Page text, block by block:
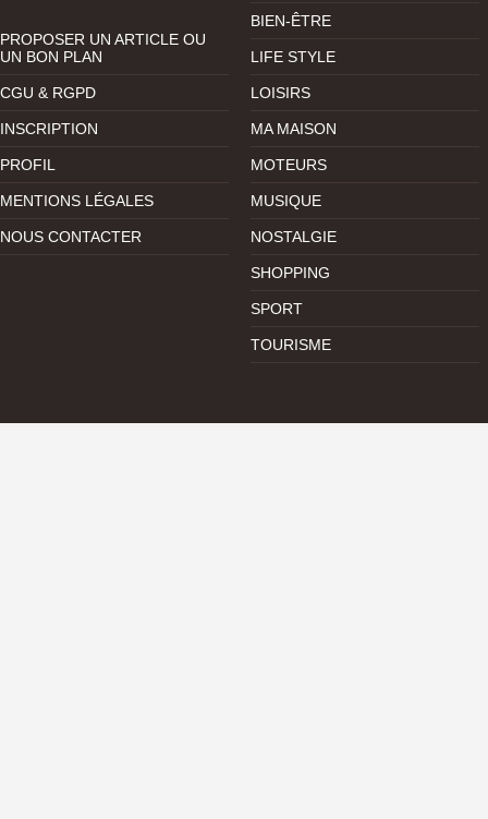
PROPOSER UN ARTICLE OU
UN BON PLAN
CGU & RGPD
INSCRIPTION
PROFIL
MENTIONS LÉGALES
NOUS CONTACTER
BIEN-ÊTRE
LIFE STYLE
LOISIRS
MA MAISON
MOTEURS
MUSIQUE
NOSTALGIE
SHOPPING
SPORT
TOURISME